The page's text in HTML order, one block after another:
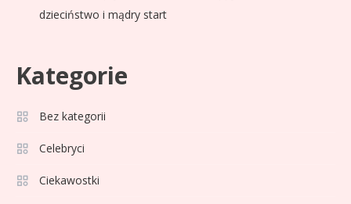
dzieciństwo i mądry start
Kategorie
Bez kategorii
Celebryci
Ciekawostki
3 Sport
formy i statystyk